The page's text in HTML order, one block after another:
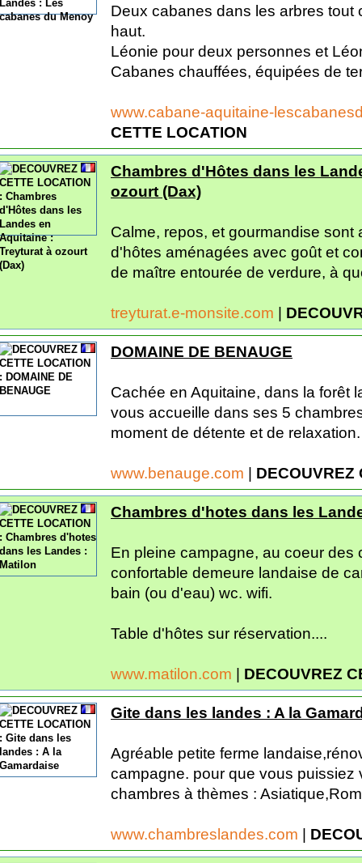
Deux cabanes dans les arbres tout
haut.
Léonie pour deux personnes et
Cabanes chauffées, équipées de
www.cabane-aquitaine-
CETTE LOCATION
Chambres d'Hôtes dans les
ozourt (Dax)
Calme, repos, et gourmandise
d'hôtes aménagées avec goût et
de maître entourée de verdure, à
treyturat.e-monsite.com |
DOMAINE DE BENAUGE
Cachée en Aquitaine, dans la forêt
vous accueille dans ses 5
moment de détente et de
www.benauge.com | DECOUVREZ
Chambres d'hotes dans les
En pleine campagne, au coeur des
confortable demeure landaise de
bain (ou d'eau) wc. wifi.
Table d'hôtes sur réservation....
www.matilon.com | DECOUVREZ
Gite dans les landes : A la
Agréable petite ferme
campagne. pour que vous puissiez
chambres à thèmes :
www.chambreslandes.com |